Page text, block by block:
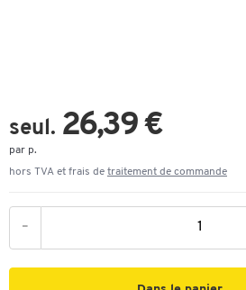
seul. 26,39 €
par p.
hors TVA et frais de traitement de commande
-